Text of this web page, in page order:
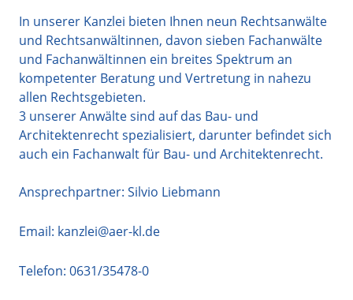
In unserer Kanzlei bieten Ihnen neun Rechtsanwälte
und Rechtsanwältinnen, davon sieben Fachanwälte
und Fachanwältinnen ein breites Spektrum an
kompetenter Beratung und Vertretung in nahezu
allen Rechtsgebieten.
3 unserer Anwälte sind auf das Bau- und
Architektenrecht spezialisiert, darunter befindet sich
auch ein Fachanwalt für Bau- und Architektenrecht.
Ansprechpartner: Silvio Liebmann
Email: kanzlei@aer-kl.de
Telefon: 0631/35478-0